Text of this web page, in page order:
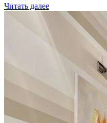
Читать далее